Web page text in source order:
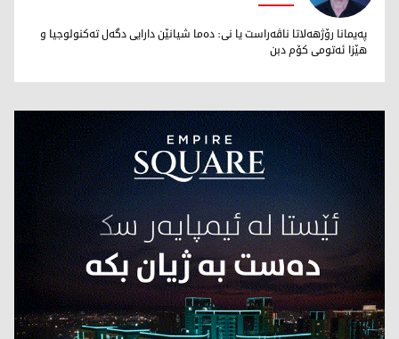
محەمەد تاهر زێبارى
پەیمانا رۆژهەلاتا ناڤەراست یا نى: دەما شیانێن دارایى دگەل تەکنولوجیا و
هێزا ئەتومى کۆم دبن